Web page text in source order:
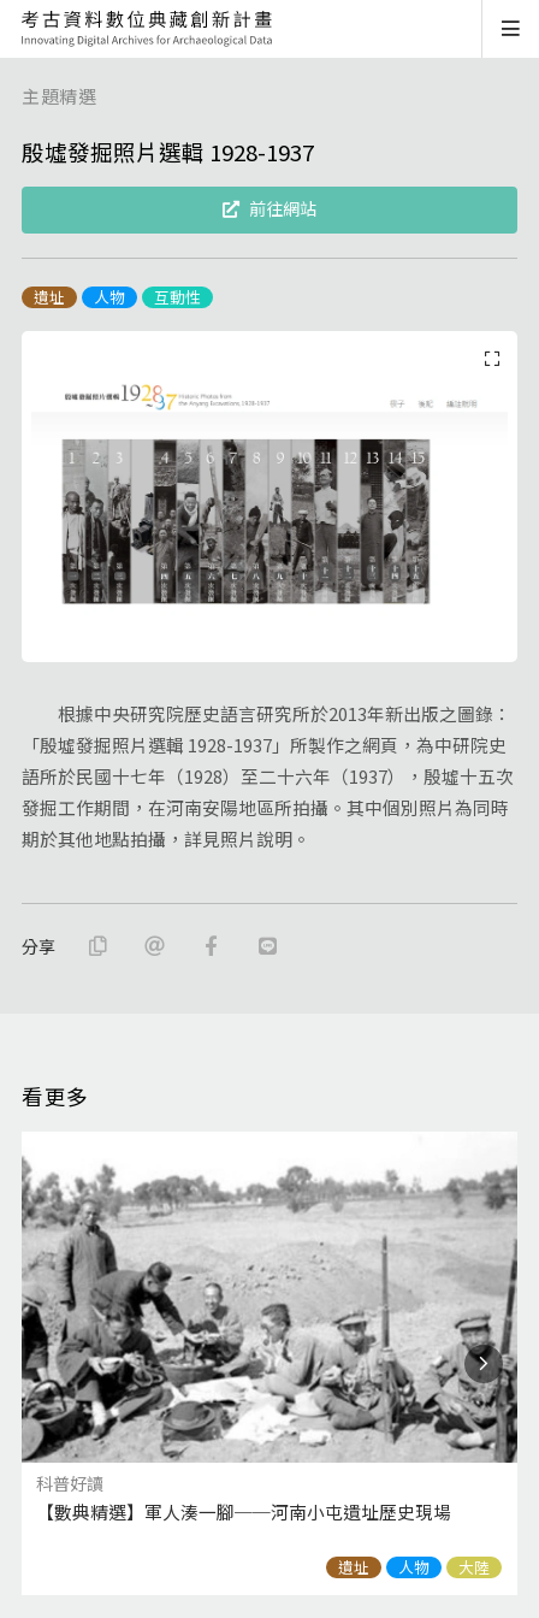
主題精選
殷墟發掘照片選輯 1928-1937
前往網站
遺址 人物 互動性
根據中央研究院歷史語言研究所於2013年新出版之圖錄：
「殷墟發掘照片選輯 1928-1937」所製作之網頁，為中研院史
語所於民國十七年（1928）至二十六年（1937），殷墟十五次
發掘工作期間，在河南安陽地區所拍攝。其中個別照片為同時
期於其他地點拍攝，詳見照片說明。
分享
看更多
科普好讀
【數典精選】軍人湊一腳──河南小屯遺址歷史現場
遺址 人物 大陸